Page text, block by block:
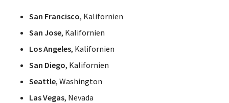
San Francisco, Kalifornien
San Jose, Kalifornien
Los Angeles, Kalifornien
San Diego, Kalifornien
Seattle, Washington
Las Vegas, Nevada